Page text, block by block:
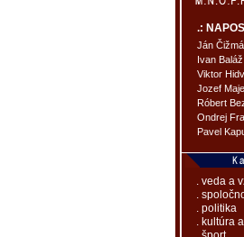
.:
Ján
Ivan
Viktor
Jozef
Róbert
Ondrej
Pavel
. veda a
.
. politika
. kultúra